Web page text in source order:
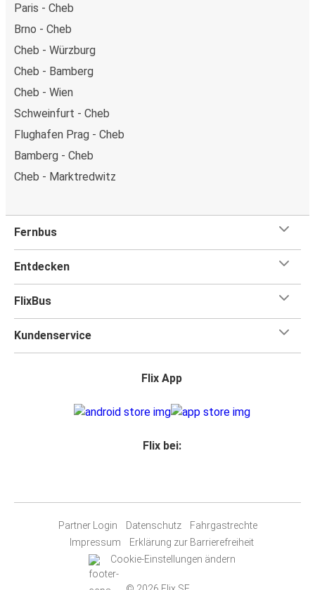
Paris - Cheb
Brno - Cheb
Cheb - Würzburg
Cheb - Bamberg
Cheb - Wien
Schweinfurt - Cheb
Flughafen Prag - Cheb
Bamberg - Cheb
Cheb - Marktredwitz
Fernbus
Entdecken
FlixBus
Kundenservice
Flix App
Flix bei:
Partner Login Datenschutz
Fahrgastrechte
Impressum
Erklärung zur Barrierefreiheit
Cookie-Einstellungen ändern